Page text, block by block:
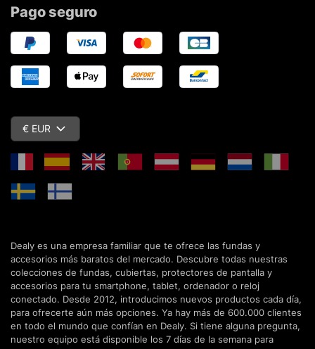
Pago seguro
€ EUR
Dealy es una empresa familiar que te ofrece las fundas y
accesorios más baratos del mercado. Descubre todas nuestras
colecciones de fundas, cubiertas, protectores de pantalla y
accesorios para tu smartphone, tablet, ordenador o reloj
conectado. Desde 2012, introducimos nuevos productos cada día,
para ofrecerte aún más opciones. Ya hay más de 600.000 clientes
en todo el mundo que confían en Dealy. Si tiene alguna pregunta,
nuestro equipo está disponible los 7 días de la semana para